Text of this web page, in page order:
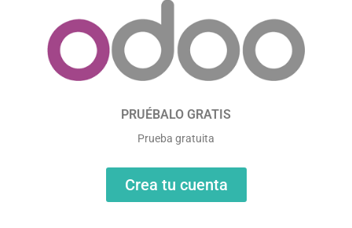
PRUÉBALO GRATIS
Prueba gratuita
Crea tu cuenta